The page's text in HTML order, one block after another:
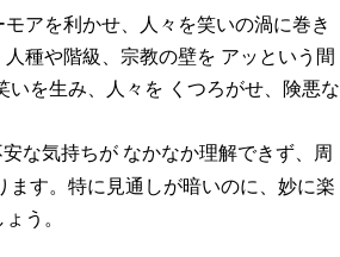
アを利かせ、人々を笑いの渦に巻き
種や階級、宗教の壁を アッという間
を生み、人々を くつろがせ、険悪な
な気持ちが なかなか理解できず、周
ます。特に見通しが暗いのに、妙に楽
う。